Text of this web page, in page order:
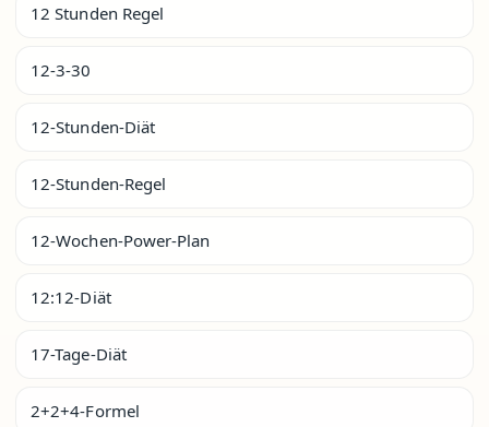
12 Stunden Regel
12-3-30
12-Stunden-Diät
12-Stunden-Regel
12-Wochen-Power-Plan
12:12-Diät
17-Tage-Diät
2+2+4-Formel